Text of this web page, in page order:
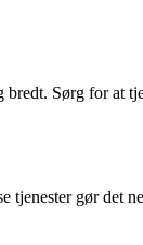
Sørg for at
gør